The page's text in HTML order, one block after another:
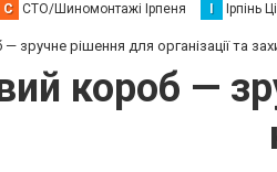
С СТО/Шиномонтажі Ірпеня І Ірпінь
зручне рішення для організації та
короб —